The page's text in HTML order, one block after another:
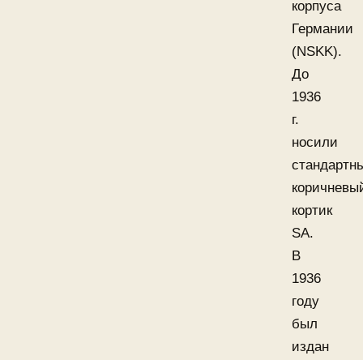
корпуса
Германии
(NSKK).
До
1936
г.
носили
кортик
SA.
В
1936
году
был
издан